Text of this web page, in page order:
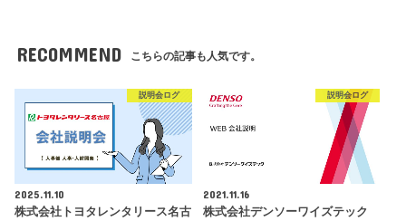
RECOMMEND こちらの記事も人気です。
説明会ログ
2025.11.10
株式会社トヨタレンタリース名古
説明会ログ
2021.11.16
株式会社デンソーワイズテック